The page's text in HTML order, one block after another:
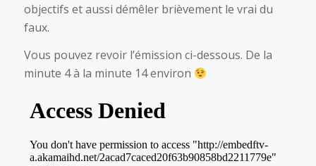
objectifs et aussi démêler brièvement le vrai du
faux.
Vous pouvez revoir l’émission ci-dessous. De la
minute 4 à la minute 14 environ